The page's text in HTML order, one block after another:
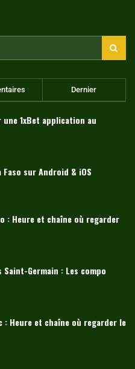
Dernier
1xBet application au
sur Android & iOS
: Heure et chaîne où regarder
Saint-Germain : Les compo
: Heure et chaîne où regarder le